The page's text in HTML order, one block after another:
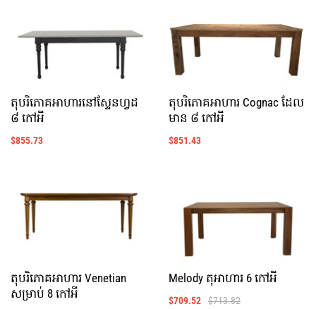
តុបរិភោគអាហារនៅស្ទែនហ្វដ
៨ កៅអី
$855.73
តុបរិភោគអាហារ Cognac ដែល
មាន ៨ កៅអី
$851.43
តុបរិភោគអាហារ Venetian
សម្រាប់ 8 កៅអី
Melody តុអាហារ 6 កៅអី
$709.52 $713.82